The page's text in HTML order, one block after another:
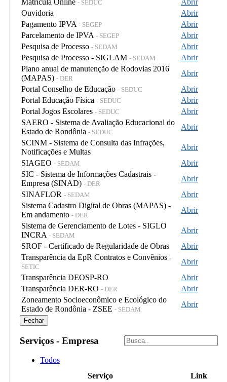
Matricula Online - SEDUC
Abrir
Ouvidoria
Abrir
Pagamento IPVA - SEGEP
Abrir
Parcelamento de IPVA - SEGEP
Abrir
Pesquisa de Processo - SEDAM
Abrir
Pesquisa de Processo - SIGLAM - SEDAM
Abrir
Plano anual de manutenção de Rodovias 2016
(MAPAS) - DER
Abrir
Portal Conselho de Educação - SEDUC
Abrir
Portal Educação Física - SEDUC
Abrir
Portal Jogos Escolares - SEDUC
Abrir
SAERO - Sistema de Avaliação Educacional do
Estado de Rondônia - SEDUC
Abrir
SCINM - Sistema de Consulta das Infrações,
Notificações e Multas
Abrir
SIAGEO - SEDAM
Abrir
SIC - Sistema de Informações Cadastrais -
Empresa (SINAD) - DER
Abrir
SINAFLOR - SEDAM
Abrir
Sistema Cadastro Digital de Obras (MAPAS) -
Em andamento - DER
Abrir
Sistema de Gerenciamento de Lotes - SIGLO
INCRA - SEDAM
Abrir
SROF - Certificado de Regularidade de Obras
Abrir
Transparência da EpR Contratos e Convênios -
SETIC
Abrir
Transparência DEOSP-RO
Abrir
Transparência DER-RO - DER
Abrir
Zoneamento Socioeconômico e Ecológico do
Estado de Rondônia - ZSEE - SEDAM
Abrir
Fechar
Serviços - Empresa
Todos
Serviço
Link